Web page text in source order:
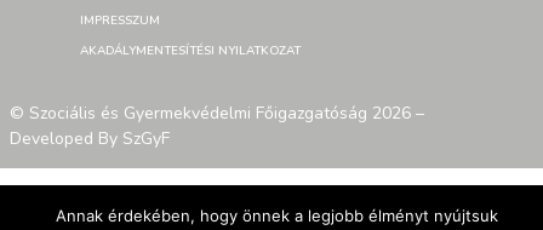
IMPRESSZUM
AKADÁLYMENTESÍTÉSI NYILATKOZAT
© Szociális és Gyermekvédelmi Főigazgatóság 2026 –
Developed By SzGyF
Annak érdekében, hogy önnek a legjobb élményt nyújtsuk